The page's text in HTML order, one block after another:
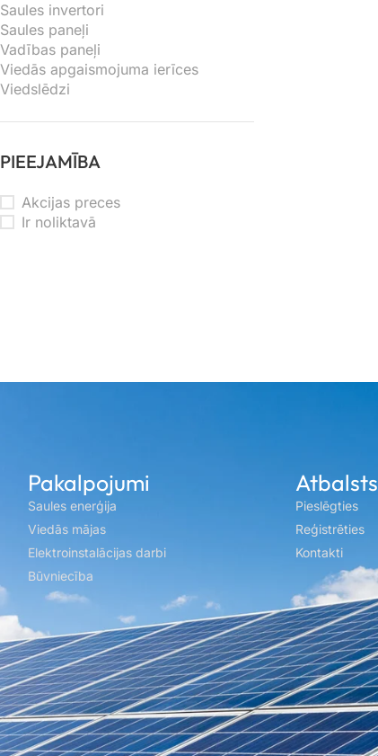
Saules invertori
Saules paneļi
Vadības paneļi
Viedās apgaismojuma ierīces
Viedslēdzi
PIEEJAMĪBA
Akcijas preces
Ir noliktavā
Pakalpojumi
Saules enerģija
Viedās mājas
Elektroinstalācijas darbi
Būvniecība
Atbalsts
Pieslēgties
Reģistrēties
Kontakti